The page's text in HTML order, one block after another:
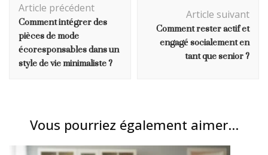
d'article
Article précédent
Comment intégrer des
pièces de mode
écoresponsables dans un
style de vie minimaliste ?
Article suivant
Comment rester actif et
engagé socialement en
tant que senior ?
Vous pourriez également aimer...